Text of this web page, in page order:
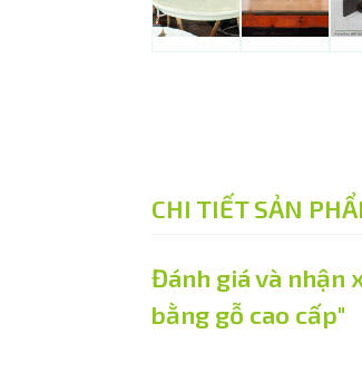
CHI TIẾT SẢN
Đánh giá và nhận
bằng gỗ cao cấp"